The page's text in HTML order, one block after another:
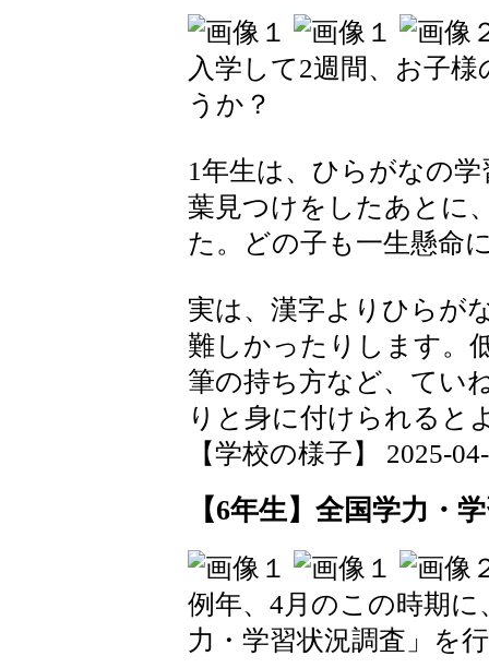
入学して2週間、お子
うか？
1年生は、ひらがなの
葉見つけをしたあとに
た。どの子も一生懸命
実は、漢字よりひらが
難しかったりします。
筆の持ち方など、てい
りと身に付けられると
【学校の様子】 2025-
【6年生】全国学力・
例年、4月のこの時期
力・学習状況調査」を